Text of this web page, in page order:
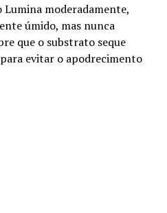
moderadamente,
úmido, mas nunca
que o substrato seque
evitar o apodrecimento